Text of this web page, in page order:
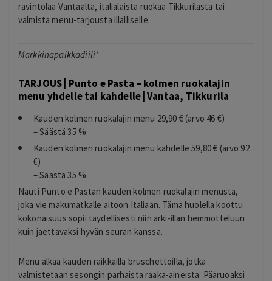
ravintolaa Vantaalta, italialaista ruokaa Tikkurilasta tai
valmista menu-tarjousta illalliselle.
Markkinapaikkadiili*
TARJOUS | Punto e Pasta – kolmen ruokalajin
menu yhdelle tai kahdelle | Vantaa, Tikkurila
Kauden kolmen ruokalajin menu 29,90 € (arvo 46 €)
– Säästä 35 %
Kauden kolmen ruokalajin menu kahdelle 59,80 € (arvo 92
€)
– Säästä 35 %
Nauti Punto e Pastan kauden kolmen ruokalajin menusta,
joka vie makumatkalle aitoon Italiaan. Tämä huolella koottu
kokonaisuus sopii täydellisesti niin arki-illan hemmotteluun
kuin jaettavaksi hyvän seuran kanssa.
Menu alkaa kauden raikkailla bruschettoilla, jotka
valmistetaan sesongin parhaista raaka-aineista. Pääruoaksi